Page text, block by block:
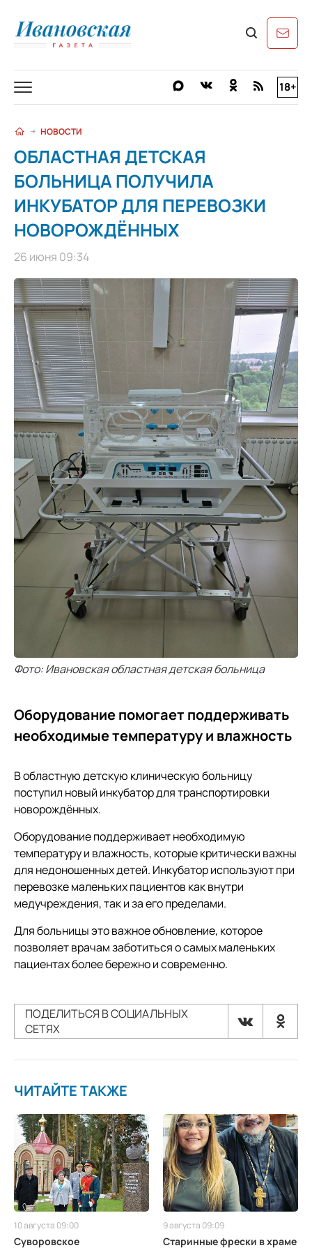
18+
НОВОСТИ
ОБЛАСТНАЯ ДЕТСКАЯ
БОЛЬНИЦА ПОЛУЧИЛА
ИНКУБАТОР ДЛЯ ПЕРЕВОЗКИ
НОВОРОЖДЁННЫХ
26 июня 09:34
Фото: Ивановская областная детская больница
Оборудование помогает поддерживать
необходимые температуру и влажность
В областную детскую клиническую больницу
поступил новый инкубатор для транспортировки
новорождённых.
Оборудование поддерживает необходимую
температуру и влажность, которые критически важны
для недоношенных детей. Инкубатор используют при
перевозке маленьких пациентов как внутри
медучреждения, так и за его пределами.
Для больницы это важное обновление, которое
позволяет врачам заботиться о самых маленьких
пациентах более бережно и современно.
ПОДЕЛИТЬСЯ В СОЦИАЛЬНЫХ
СЕТЯХ
ЧИТАЙТЕ ТАКЖЕ
10 августа 09:00
Суворовское
9 августа 09:09
Старинные фрески в храме